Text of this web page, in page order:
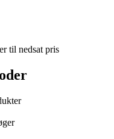
til nedsat pris